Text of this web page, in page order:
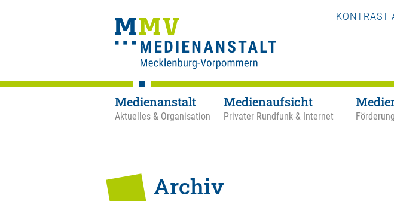
Medienanstalt
Aktuelles & Organisation
Medienaufsicht
Privater Rundfunk & Internet
Archiv